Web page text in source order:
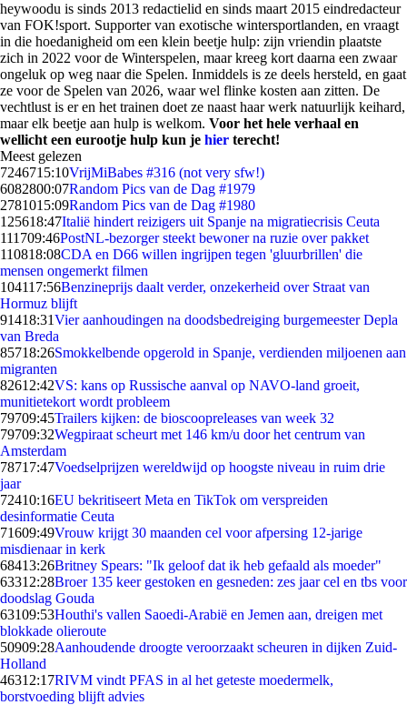
heywoodu is sinds 2013 redactielid en sinds maart 2015 eindredacteur
van FOK!sport. Supporter van exotische wintersportlanden, en vraagt
in die hoedanigheid om een klein beetje hulp: zijn vriendin plaatste
zich in 2022 voor de Winterspelen, maar kreeg kort daarna een zwaar
ongeluk op weg naar die Spelen. Inmiddels is ze deels hersteld, en gaat
ze voor de Spelen van 2026, waar wel flinke kosten aan zitten. De
vechtlust is er en het trainen doet ze naast haar werk natuurlijk keihard,
maar elk beetje aan hulp is welkom. Voor het hele verhaal en
wellicht een eurootje hulp kun je hier terecht!
Meest gelezen
7246715:10VrijMiBabes #316 (not very sfw!)
6082800:07Random Pics van de Dag #1979
2781015:09Random Pics van de Dag #1980
125618:47Italië hindert reizigers uit Spanje na migratiecrisis Ceuta
111709:46PostNL-bezorger steekt bewoner na ruzie over pakket
110818:08CDA en D66 willen ingrijpen tegen 'gluurbrillen' die
mensen ongemerkt filmen
104117:56Benzineprijs daalt verder, onzekerheid over Straat van
Hormuz blijft
91418:31Vier aanhoudingen na doodsbedreiging burgemeester Depla
van Breda
85718:26Smokkelbende opgerold in Spanje, verdienden miljoenen aan
migranten
82612:42VS: kans op Russische aanval op NAVO-land groeit,
munitietekort wordt probleem
79709:45Trailers kijken: de bioscoopreleases van week 32
79709:32Wegpiraat scheurt met 146 km/u door het centrum van
Amsterdam
78717:47Voedselprijzen wereldwijd op hoogste niveau in ruim drie
jaar
72410:16EU bekritiseert Meta en TikTok om verspreiden
desinformatie Ceuta
71609:49Vrouw krijgt 30 maanden cel voor afpersing 12-jarige
misdienaar in kerk
68413:26Britney Spears: "Ik geloof dat ik heb gefaald als moeder"
63312:28Broer 135 keer gestoken en gesneden: zes jaar cel en tbs voor
doodslag Gouda
63109:53Houthi's vallen Saoedi-Arabië en Jemen aan, dreigen met
blokkade olieroute
50909:28Aanhoudende droogte veroorzaakt scheuren in dijken Zuid-
Holland
46312:17RIVM vindt PFAS in al het geteste moedermelk,
borstvoeding blijft advies